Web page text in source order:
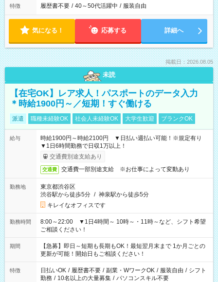
特徴 履歴書不要 / 40～50代活躍中 / 服装自由
気になる！ 応募する 詳細へ
掲載日：2026.08.05
未読
【在宅OK】レア求人！パスポートのデータ入力
＊時給1900円～／短期！すぐ働ける
派遣 職種未経験OK 社会人未経験OK 大学生歓迎 ブランクOK
給与
時給1900円～時給2100円 ▼日払い週払い可能！※規定有り
▼1日6時間勤務で日収1万以上！
交通費別途支給あり
交通費 交通費一部別途支給 ※お仕事によって変動あり
勤務地
東京都渋谷区
渋谷駅から徒歩5分 / 神泉駅から徒歩5分
キレイなオフィスです
勤務時間
8:00～22:00 ▼1日4時間～ 10時～・11時～など、シフト希望
ご相談ください！
期間
【急募】即日～短期も長期もOK！最短翌月末まで 1か月ごとの
更新が可能！開始日もご相談ください！
特徴 日払いOK / 履歴書不要 / 副業・WワークOK / 服装自由 / シフト
勤務 / 10名以上の大量募集 / パソコンスキル不要